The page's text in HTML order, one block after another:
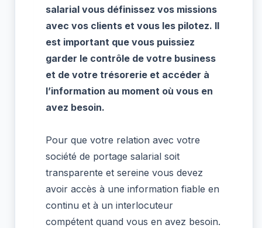
salarial vous définissez vos missions
avec vos clients et vous les pilotez. Il
est important que vous puissiez
garder le contrôle de votre business
et de votre trésorerie et accéder à
l’information au moment où vous en
avez besoin.
Pour que votre relation avec votre
société de portage salarial soit
transparente et sereine vous devez
avoir accès à une information fiable en
continu et à un interlocuteur
compétent quand vous en avez besoin.